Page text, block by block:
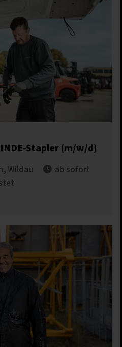
Stapler (m/w/d)
Wildau
ab sofort